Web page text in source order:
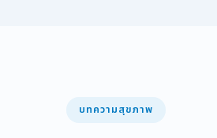
บทความสุขภาพ